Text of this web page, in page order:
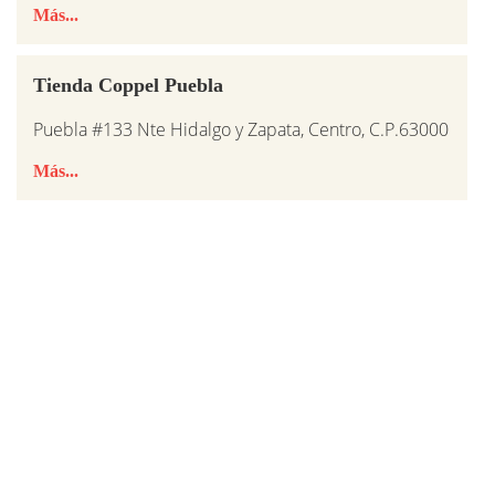
Más...
Tienda Coppel Puebla
Puebla #133 Nte Hidalgo y Zapata, Centro, C.P.63000
Más...